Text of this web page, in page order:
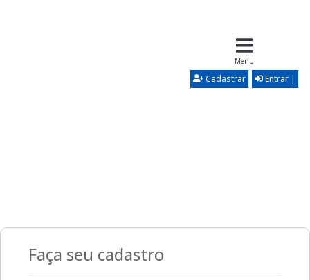
Menu
Cadastrar Entrar |
Faça seu cadastro